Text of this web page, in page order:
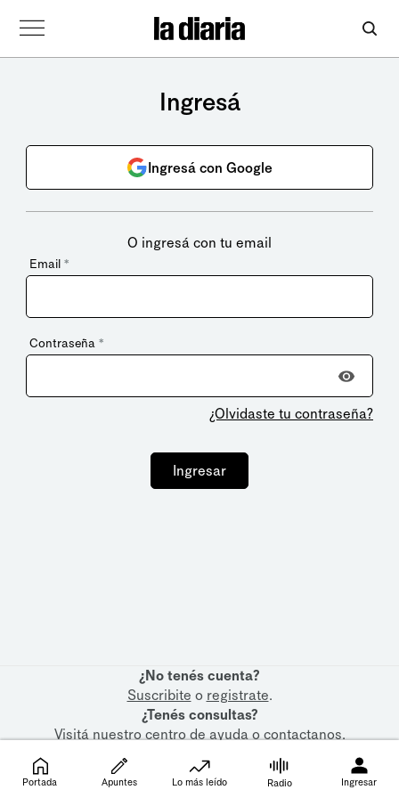
Ingresá
Ingresá con Google
O ingresá con tu email
Email *
Contraseña *
¿Olvidaste tu contraseña?
Ingresar
¿No tenés cuenta?
Suscribite o registrate.
¿Tenés consultas?
Visitá nuestrocentro de ayudaocontactanos.
Portada Apuntes Lo más leído Radio Ingresar